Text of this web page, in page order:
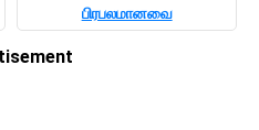
பிரபலமானவை